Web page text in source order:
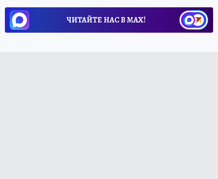
ЧИТАЙТЕ НАС В МАХ!